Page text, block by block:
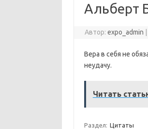
Альберт
Автор:expo_admin
Вера в себя не
неудачу.
Читать
Раздел: Цитаты